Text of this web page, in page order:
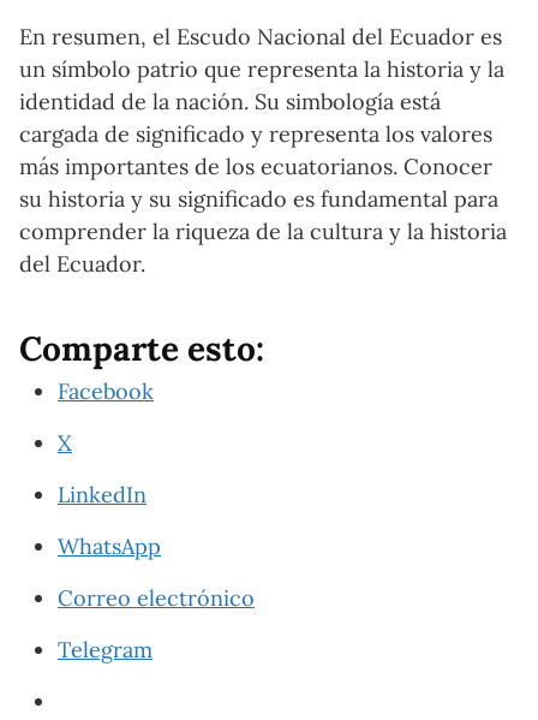
En resumen, el Escudo Nacional del Ecuador es
un símbolo patrio que representa la historia y la
identidad de la nación. Su simbología está
cargada de significado y representa los valores
más importantes de los ecuatorianos. Conocer
su historia y su significado es fundamental para
comprender la riqueza de la cultura y la historia
del Ecuador.
Comparte esto:
Facebook
X
LinkedIn
WhatsApp
Correo electrónico
Telegram